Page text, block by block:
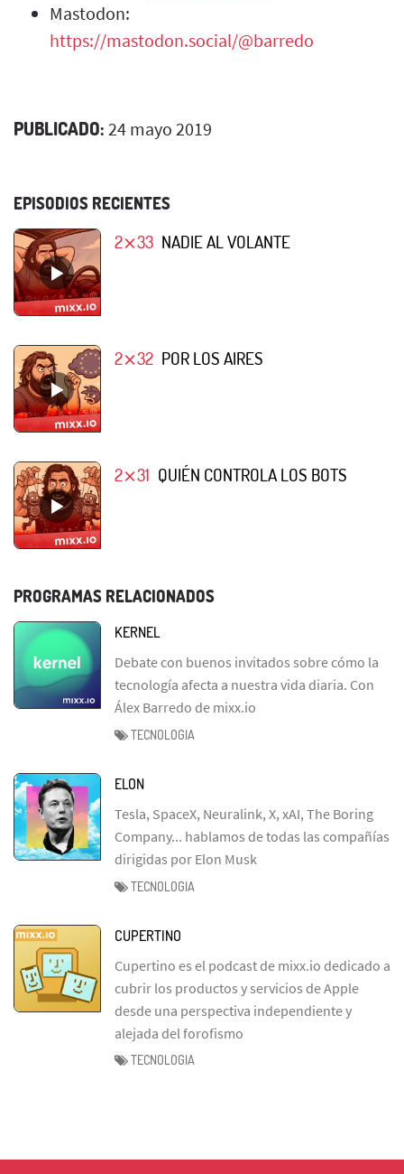
Mastodon:
https://mastodon.social/@barredo
PUBLICADO: 24 mayo 2019
EPISODIOS RECIENTES
2⨯33 NADIE AL VOLANTE
2⨯32 POR LOS AIRES
2⨯31 QUIÉN CONTROLA LOS BOTS
PROGRAMAS RELACIONADOS
KERNEL
Debate con buenos invitados sobre cómo la
tecnología afecta a nuestra vida diaria. Con
Álex Barredo de mixx.io
TECNOLOGIA
ELON
Tesla, SpaceX, Neuralink, X, xAI, The Boring
Company... hablamos de todas las compañías
dirigidas por Elon Musk
TECNOLOGIA
CUPERTINO
Cupertino es el podcast de mixx.io dedicado a
cubrir los productos y servicios de Apple
desde una perspectiva independiente y
alejada del forofismo
TECNOLOGIA